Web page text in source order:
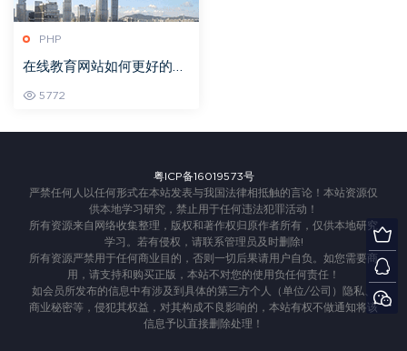
PHP
在线教育网站如何更好的实
5772
粤ICP备16019573号
严禁任何人以任何形式在本站发表与我国法律相抵触的言论！本站资源仅
供本地学习研究，禁止用于任何违法犯罪活动！
所有资源来自网络收集整理，版权和著作权归原作者所有，仅供本地研究
学习。若有侵权，请联系管理员及时删除!
所有资源严禁用于任何商业目的，否则一切后果请用户自负。如您需要商
用，请支持和购买正版，本站不对您的使用负任何责任！
如会员所发布的信息中有涉及到具体的第三方个人（单位/公司）隐私、
商业秘密等，侵犯其权益，对其构成不良影响的，本站有权不做通知将该
信息予以直接删除处理！